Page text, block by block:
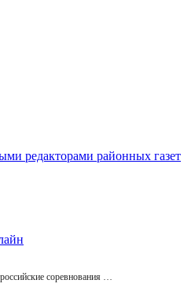
редакторами районных газет
Псковские пловцы отправились на всероссийские соревнования в Нижний Новгород